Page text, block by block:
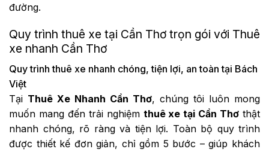
đường.
Quy trình thuê xe tại Cần Thơ trọn gói với Thuê
xe nhanh Cần Thơ
Quy trình thuê xe nhanh chóng, tiện lợi, an toàn tại Bách
Việt
Tại Thuê Xe Nhanh Cần Thơ, chúng tôi luôn mong
muốn mang đến trải nghiệm thuê xe tại Cần Thơ thật
nhanh chóng, rõ ràng và tiện lợi. Toàn bộ quy trình
được thiết kế đơn giản, chỉ gồm 5 bước – giúp khách